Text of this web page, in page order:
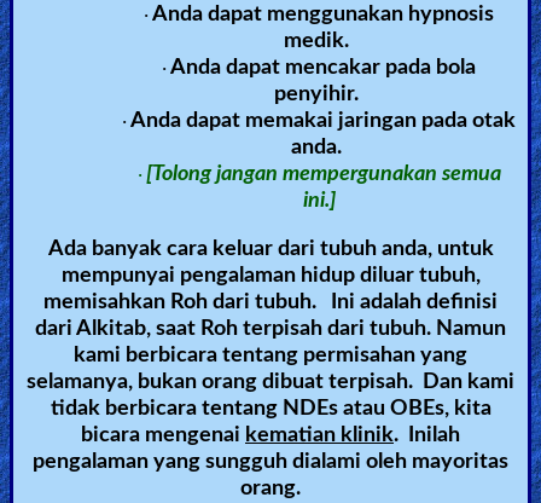
· Anda dapat menggunakan hypnosis
medik.
· Anda dapat mencakar pada bola
penyihir.
· Anda dapat memakai jaringan pada otak
anda.
· [Tolong jangan mempergunakan semua
ini.]
Ada banyak cara keluar dari tubuh anda, untuk
mempunyai pengalaman hidup diluar tubuh,
memisahkan Roh dari tubuh. Ini adalah definisi
dari Alkitab, saat Roh terpisah dari tubuh. Namun
kami berbicara tentang permisahan yang
selamanya, bukan orang dibuat terpisah. Dan kami
tidak berbicara tentang NDEs atau OBEs, kita
bicara mengenai kematian klinik. Inilah
pengalaman yang sungguh dialami oleh mayoritas
orang.